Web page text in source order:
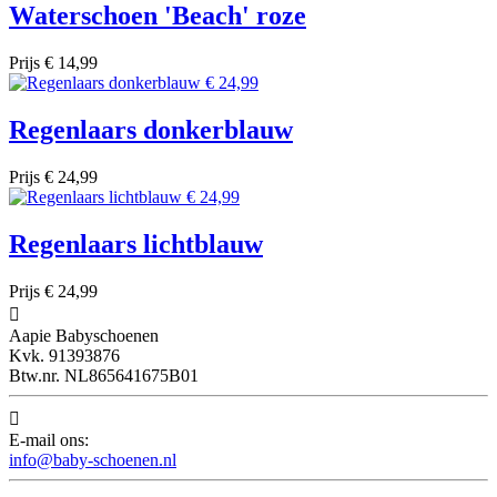
Waterschoen 'Beach' roze
Prijs € 14,99
Regenlaars donkerblauw
Prijs € 24,99
Regenlaars lichtblauw
Prijs € 24,99

Aapie Babyschoenen
Kvk. 91393876
Btw.nr. NL865641675B01

E-mail ons:
info@baby-schoenen.nl